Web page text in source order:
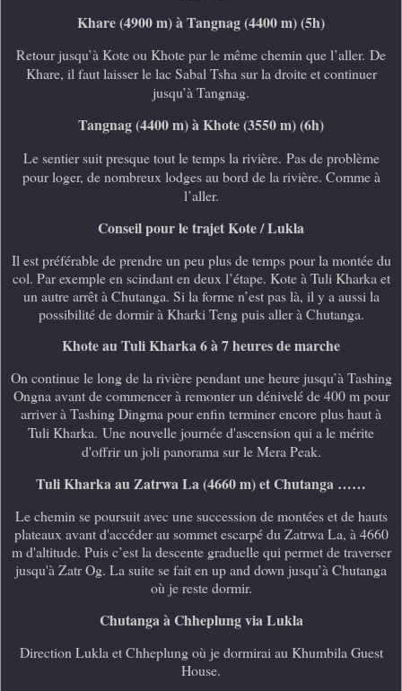
Khare (4900 m) à Tangnag (4400 m) (5h)
Retour jusqu’à Kote ou Khote par le même chemin que l’aller. De
Khare, il faut laisser le lac Sabal Tsha sur la droite et continuer
jusqu’à Tangnag.
Tangnag (4400 m) à Khote (3550 m) (6h)
Le sentier suit presque tout le temps la rivière. Pas de problème
pour loger, de nombreux lodges au bord de la rivière. Comme à
l’aller.
Conseil pour le trajet Kote / Lukla
Il est préférable de prendre un peu plus de temps pour la montée du
col. Par exemple en scindant en deux l’étape. Kote à Tuli Kharka et
un autre arrêt à Chutanga. Si la forme n’est pas là, il y a aussi la
possibilité de dormir à Kharki Teng puis aller à Chutanga.
Khote au Tuli Kharka 6 à 7 heures de marche
On continue le long de la rivière pendant une heure jusqu’à Tashing
Ongna avant de commencer à remonter un dénivelé de 400 m pour
arriver à Tashing Dingma pour enfin terminer encore plus haut à
Tuli Kharka. Une nouvelle journée d'ascension qui a le mérite
d'offrir un joli panorama sur le Mera Peak.
Tuli Kharka au Zatrwa La (4660 m) et Chutanga ……
Le chemin se poursuit avec une succession de montées et de hauts
plateaux avant d'accéder au sommet escarpé du Zatrwa La, à 4660
m d'altitude. Puis c’est la descente graduelle qui permet de traverser
jusqu'à Zatr Og. La suite se fait en up and down jusqu’à Chutanga
où je reste dormir.
Chutanga à Chheplung via Lukla
Direction Lukla et Chheplung où je dormirai au Khumbila Guest
House.